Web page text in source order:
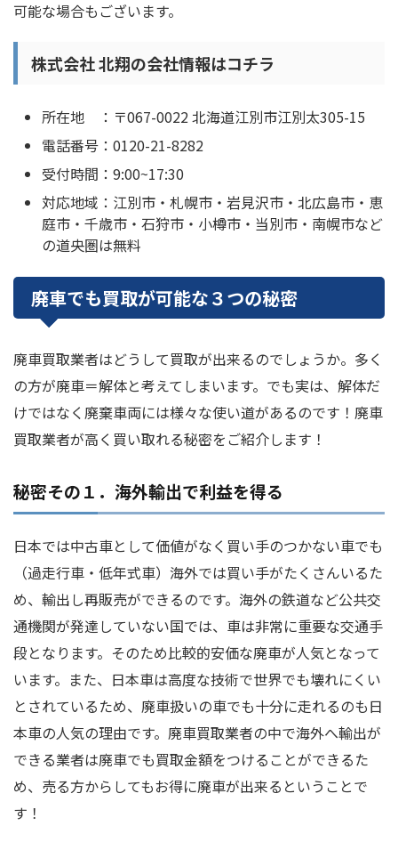
可能な場合もございます。
株式会社 北翔の会社情報はコチラ
所在地 ：〒067-0022 北海道江別市江別太305-15
電話番号：0120-21-8282
受付時間：9:00~17:30
対応地域：江別市・札幌市・岩見沢市・北広島市・恵
庭市・千歳市・石狩市・小樽市・当別市・南幌市など
の道央圏は無料
廃車でも買取が可能な３つの秘密
廃車買取業者はどうして買取が出来るのでしょうか。多く
の方が廃車＝解体と考えてしまいます。でも実は、解体だ
けではなく廃棄車両には様々な使い道があるのです！廃車
買取業者が高く買い取れる秘密をご紹介します！
秘密その１．海外輸出で利益を得る
日本では中古車として価値がなく買い手のつかない車でも
（過走行車・低年式車）海外では買い手がたくさんいるた
め、輸出し再販売ができるのです。海外の鉄道など公共交
通機関が発達していない国では、車は非常に重要な交通手
段となります。そのため比較的安価な廃車が人気となって
います。また、日本車は高度な技術で世界でも壊れにくい
とされているため、廃車扱いの車でも十分に走れるのも日
本車の人気の理由です。廃車買取業者の中で海外へ輸出が
できる業者は廃車でも買取金額をつけることができるた
め、売る方からしてもお得に廃車が出来るということで
す！